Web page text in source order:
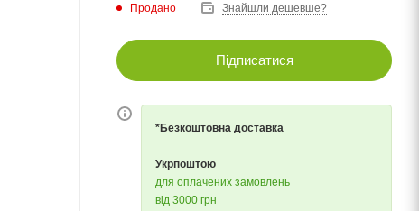
Продано Знайшли дешевше?
Підписатися
*Безкоштовна доставка
Укрпоштою
для оплачених замовлень
від 3000 грн